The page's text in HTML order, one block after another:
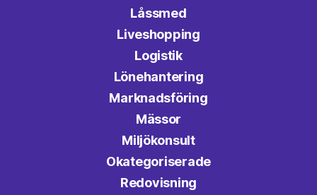
Låssmed
Liveshopping
Logistik
Lönehantering
Marknadsföring
Mässor
Miljökonsult
Okategoriserade
Redovisning